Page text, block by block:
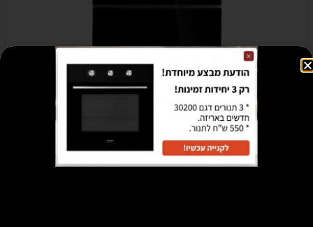
מקרר KUPPER דגם 494 זכוכית שחורה -70 ס"מ- המקרר חדש
לגמרי!!!
הוספה לסל